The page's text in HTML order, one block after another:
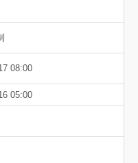
08:00
05:00